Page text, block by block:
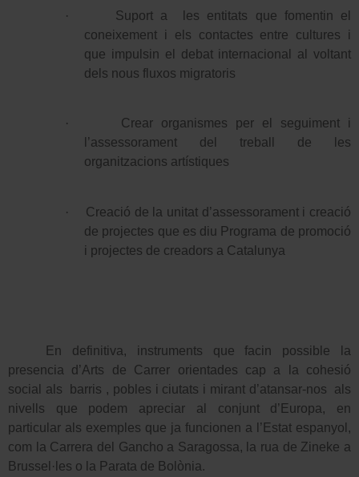
· Suport a
les entitats que fomentin el
coneixement i els contactes entre cultures i
que impulsin el debat internacional al voltant
dels nous fluxos migratoris
·
Crear organismes per el seguiment i
l’assessorament del treball de les
organitzacions artístiques
·
Creació de la unitat d’assessorament i creació
de projectes que es diu Programa de promoció
i projectes de creadors a Catalunya
En definitiva, instruments que facin possible la
presencia d’Arts de Carrer orientades cap a la cohesió
social als
barris , pobles i ciutats i mirant d’atansar-nos
als
nivells que podem apreciar al conjunt d’Europa, en
particular als exemples que ja funcionen a l’Estat espanyol,
com la Carrera del Gancho a Saragossa, la rua de Zineke a
Brussel·les o la Parata de Bolònia.